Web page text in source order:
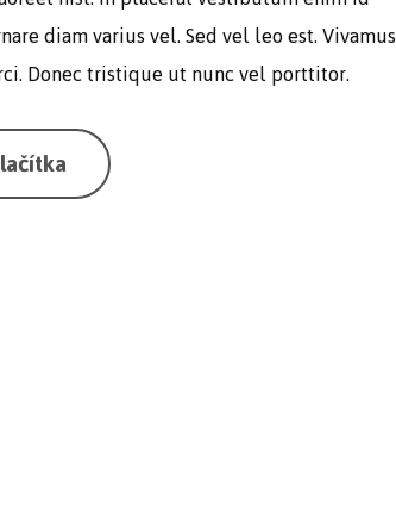
diam varius vel. Sed vel leo est. Vivamus
Donec tristique ut nunc vel porttitor.